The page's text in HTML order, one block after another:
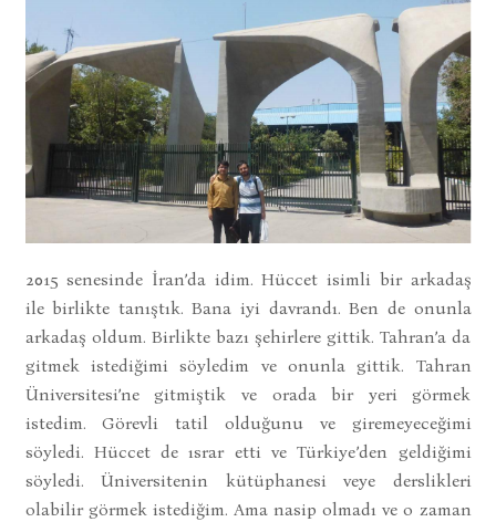
2015 senesinde İran’da idim. Hüccet isimli bir arkadaş
ile birlikte tanıştık. Bana iyi davrandı. Ben de onunla
arkadaş oldum. Birlikte bazı şehirlere gittik. Tahran’a da
gitmek istediğimi söyledim ve onunla gittik. Tahran
Üniversitesi’ne gitmiştik ve orada bir yeri görmek
istedim. Görevli tatil olduğunu ve giremeyeceğimi
söyledi. Hüccet de ısrar etti ve Türkiye’den geldiğimi
söyledi. Üniversitenin kütüphanesi veye derslikleri
olabilir görmek istediğim. Ama nasip olmadı ve o zaman